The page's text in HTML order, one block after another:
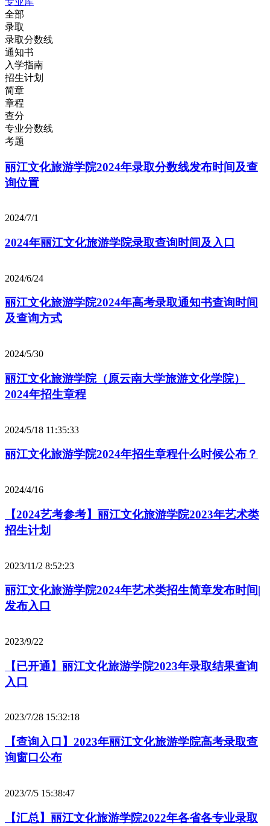
全部
录取
录取分数线
通知书
入学指南
招生计划
简章
章程
查分
专业分数线
考题
丽江文化旅游学院2024年录取分数线发布时间及查
询位置
2024/7/1
2024年丽江文化旅游学院录取查询时间及入口
2024/6/24
丽江文化旅游学院2024年高考录取通知书查询时间
及查询方式
2024/5/30
丽江文化旅游学院（原云南大学旅游文化学院）
2024年招生章程
2024/5/18 11:35:33
丽江文化旅游学院2024年招生章程什么时候公布？
2024/4/16
【2024艺考参考】丽江文化旅游学院2023年艺术类
招生计划
2023/11/2 8:52:23
丽江文化旅游学院2024年艺术类招生简章发布时间|
发布入口
2023/9/22
【已开通】丽江文化旅游学院2023年录取结果查询
入口
2023/7/28 15:32:18
【查询入口】2023年丽江文化旅游学院高考录取查
询窗口公布
2023/7/5 15:38:47
【汇总】丽江文化旅游学院2022年各省各专业录取